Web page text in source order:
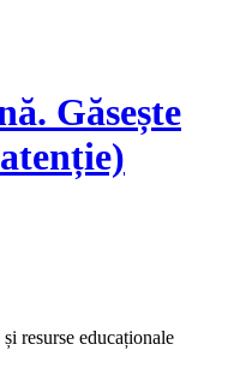
Găsește
resurse educaționale